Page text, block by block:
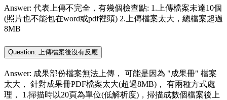
Answer: 代表上傳不完全，有幾個檢查點: 1.上傳檔案未達10個
(照片也不能包在word或pdf裡頭) 2.上傳檔案太大，總檔案超過
8MB
Question: 上傳檔案後沒有反應
Answer: 成果部份檔案無法上傳， 可能是因為 "成果冊" 檔案
太大， 針對成果冊PDF檔案太大(超過8MB)， 有兩種方式處
理， 1.掃描時以20頁為單位(低解析度)，掃描成數個檔案後上